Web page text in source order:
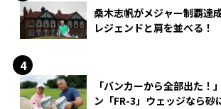
桑木志帆がメジャー制覇達
レジェンドと肩を並べる！
「バンカーから全部出た！
ン「FR-3」ウェッジなら砂